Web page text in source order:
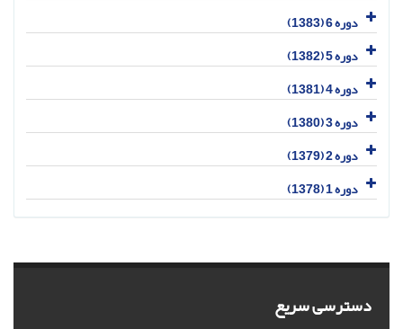
دوره 6 (1383)
دوره 5 (1382)
دوره 4 (1381)
دوره 3 (1380)
دوره 2 (1379)
دوره 1 (1378)
دسترسی سریع